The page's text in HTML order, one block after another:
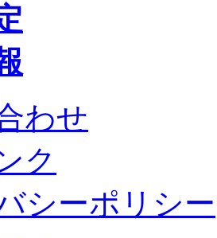
わせ
ク
シーポリシー